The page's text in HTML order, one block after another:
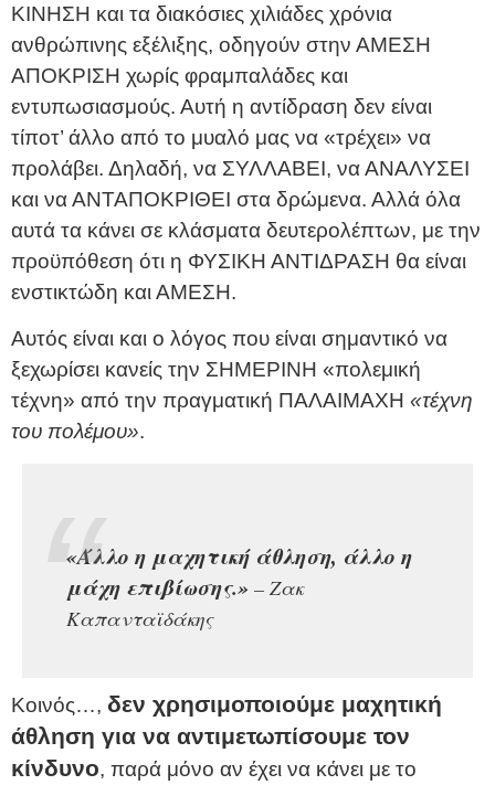
ΚΙΝΗΣΗ και τα διακόσιες χιλιάδες χρόνια
ανθρώπινης εξέλιξης, οδηγούν στην ΑΜΕΣΗ
ΑΠΟΚΡΙΣΗ χωρίς φραμπαλάδες και
εντυπωσιασμούς. Αυτή η αντίδραση δεν είναι
τίποτ’ άλλο από το μυαλό μας να «τρέχει» να
προλάβει. Δηλαδή, να ΣΥΛΛΑΒΕΙ, να ΑΝΑΛΥΣΕΙ
και να ΑΝΤΑΠΟΚΡΙΘΕΙ στα δρώμενα. Αλλά όλα
αυτά τα κάνει σε κλάσματα δευτερολέπτων, με την
προϋπόθεση ότι η ΦΥΣΙΚΗ ΑΝΤΙΔΡΑΣΗ θα είναι
ενστικτώδη και ΑΜΕΣΗ.
Αυτός είναι και ο λόγος που είναι σημαντικό να
ξεχωρίσει κανείς την ΣΗΜΕΡΙΝΗ «πολεμική
τέχνη» από την πραγματική ΠΑΛΑΙΜΑΧΗ «τέχνη
του πολέμου».
«Άλλο η μαχητική άθληση, άλλο η
μάχη επιβίωσης.» – Ζακ
Καπανταϊδάκης
Κοινός…, δεν χρησιμοποιούμε μαχητική
άθληση για να αντιμετωπίσουμε τον
κίνδυνο, παρά μόνο αν έχει να κάνει με το